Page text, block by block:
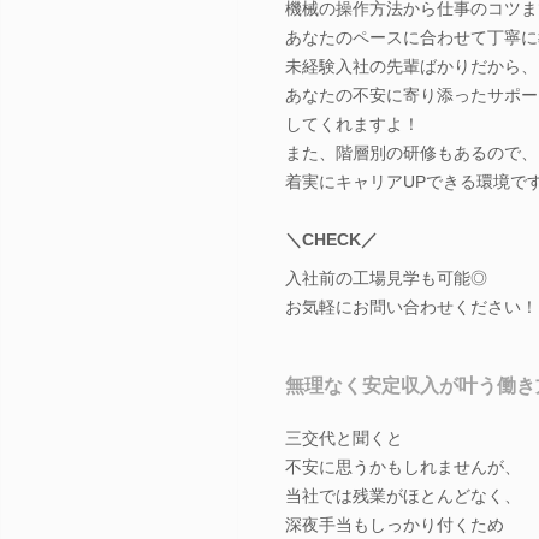
機械の操作方法から仕事のコツま
あなたのペースに合わせて丁寧に
未経験入社の先輩ばかりだから、
あなたの不安に寄り添ったサポ
してくれますよ！
また、階層別の研修もあるので、
着実にキャリアUPできる環境で
＼CHECK／
入社前の工場見学も可能◎
お気軽にお問い合わせください！
無理なく安定収入が叶う働き
三交代と聞くと
不安に思うかもしれませんが、
当社では残業がほとんどなく、
深夜手当もしっかり付くため